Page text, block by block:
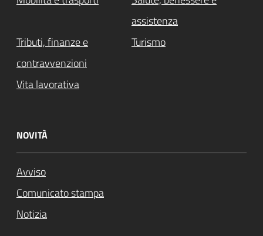
assistenza
Tributi, finanze e
contravvenzioni
Turismo
Vita lavorativa
NOVITÀ
Avviso
Comunicato stampa
Notizia